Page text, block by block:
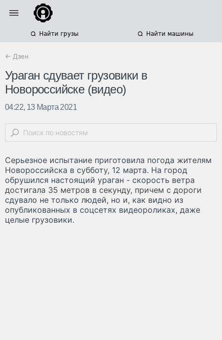
Найти грузы Найти машины
← Дзен
Ураган сдувает грузовики в
Новороссийске (видео)
04:22, 13 Марта 2021
Серьезное испытание приготовила погода жителям
Новороссийска в субботу, 12 марта. На город
обрушился настоящий ураган - скорость ветра
достигала 35 метров в секунду, причем с дороги
сдувало не только людей, но и, как видно из
опубликованных в соцсетях видеороликах, даже
целые грузовики.